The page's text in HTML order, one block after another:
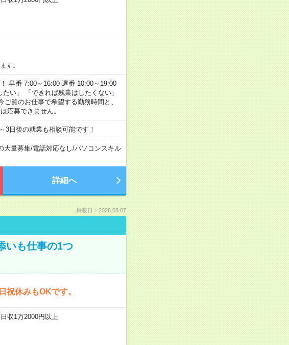
す。
早番 7:00～16:00 遅番 10:00～19:00
い」 「できれば残業はしたくない」
覧のお仕事で希望する勤務時間と、
応募できません。
3日後の就業も相談可能です！
大量募集/電話対応なし/パソコンスキル
詳細へ
掲載日：2026.08.07
いも仕事の1つ
休みもOKです。
収1万2000円以上